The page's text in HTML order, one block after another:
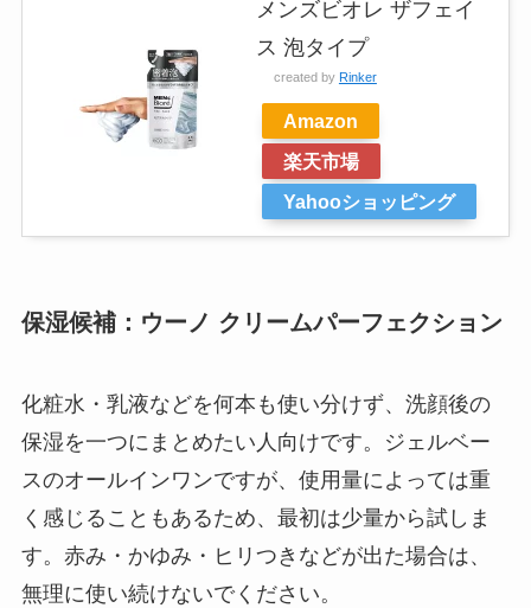
メンズビオレ ザフェイ
ス 泡タイプ
created by Rinker
Amazon
楽天市場
Yahooショッピング
保湿候補：ウーノ クリームパーフェクション
化粧水・乳液などを何本も使い分けず、洗顔後の
保湿を一つにまとめたい人向けです。ジェルベー
スのオールインワンですが、使用量によっては重
く感じることもあるため、最初は少量から試しま
す。赤み・かゆみ・ヒリつきなどが出た場合は、
無理に使い続けないでください。